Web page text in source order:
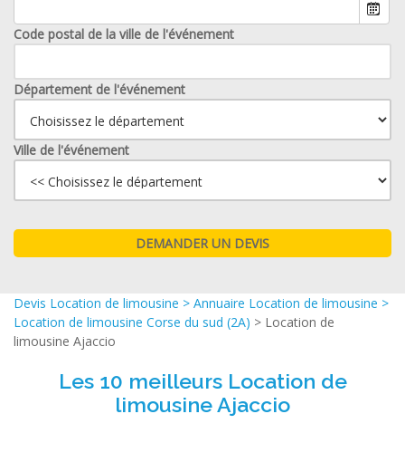
Code postal de la ville de l'événement
Département de l'événement
Ville de l'événement
Devis Location de limousine > Annuaire Location de limousine >
Location de limousine Corse du sud (2A) > Location de
limousine Ajaccio
Les 10 meilleurs Location de
limousine Ajaccio